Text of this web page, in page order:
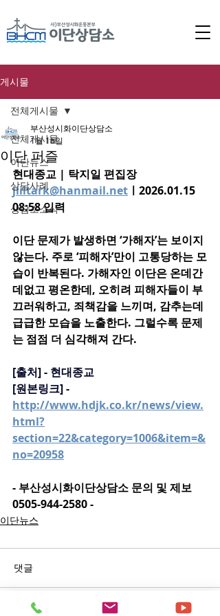
게시물
전체게시물
이단뉴스
상담사례
상담소소식
전체게시물
이단 퍼즐
부산성시화이단상담소
1월 16일
현대종교 | 탁지일 편집장
jiiltark@hanmail.net ㅣ2026.01.15
08:58 입력
이단 문제가 발생하면 ‘가해자’는 보이지
않는다. 주로 ‘피해자’만이 고통당하는 모
습이 반복된다. 가해자인 이단은 온데간
데없고 평온한데, 오히려 피해자들이 부
끄러워하고, 죄책감을 느끼며, 감추는데
급급한 모습을 노출한다. 그럴수록 문제
는 점점 더 심각해져 간다.
[출처] - 현대종교
[원본링크] -
http://www.hdjk.co.kr/news/view.
html?
section=22&category=1006&item=&
no=20958
- 부산성시화이단상담소 문의 및 제보
0505-944-2580 -
이단뉴스
댓글